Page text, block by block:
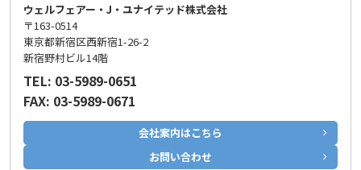
ウェルフェアー・J・ユナイテッド株式会社
〒163-0514
東京都新宿区西新宿1-26-2
新宿野村ビル14階
TEL: 03-5989-0651
FAX: 03-5989-0671
会社案内はこちら
お問い合わせ